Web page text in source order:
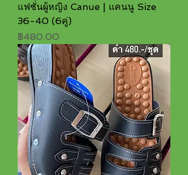
แฟชั่นผู้หญิง Canue | แคนนู Size
36-40 (6คู่)
ราคา
฿480.00